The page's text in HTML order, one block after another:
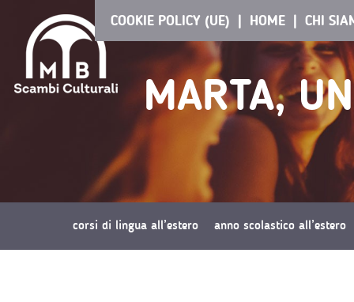
CHI
HOME
COOKIE POLICY (UE)
MARTA,
corsi di lingua all’estero anno scolastico all’estero